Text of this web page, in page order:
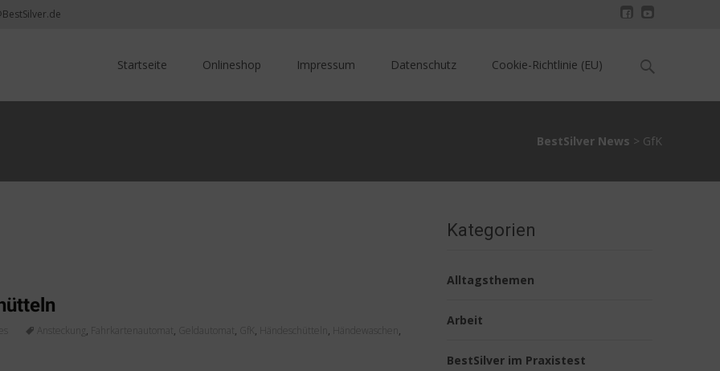
Startseite Onlineshop Impressum Datenschutz Cookie-Richtlinie (EU)
Search
BestSilver News > GfK
Ansteckung , Fahrkartenautomat, Geldautomat, GfK , Händeschütteln , Händewaschen ,
Kategorien
Alltagsthemen
Arbeit
BestSilver im Praxistest